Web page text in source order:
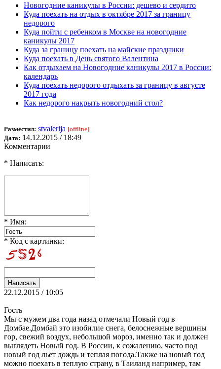
Новогодние каникулы в России: дешево и сердито
Куда поехать на отдых в октябре 2017 за границу
недорого
Куда пойти с ребенком в Москве на новогодние
каникулы 2017
Куда за границу поехать на майские праздники
Куда поехать в День святого Валентина
Как отдыхаем на Новогодние каникулы 2017 в России:
календарь
Куда поехать недорого отдыхать за границу в августе
2017 года
Как недорого накрыть новогодний стол?
Разместил: stvalerija [offline]
Дата: 14.12.2015 / 18:49
Комментарии
* Написать:
* Имя:
* Код с картинки:
22.12.2015 / 10:05
Гость
Мы с мужем два года назад отмечали Новый год в
Домбае.Домбай это изобилие снега, белоснежные вершины
гор, свежий воздух, небольшой мороз, именно так и должен
выглядеть Новый год. В России, к сожалению, часто под
новый год льет дождь и теплая погода.Также на новый год
можно поехать в теплую страну, в Таиланд например, там